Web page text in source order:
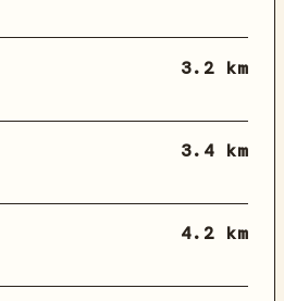
3.2 km
3.4 km
4.2 km